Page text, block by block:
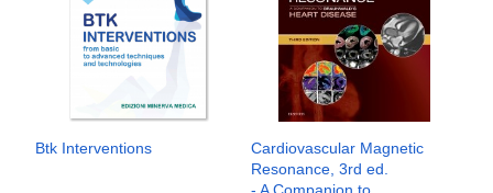
Btk Interventions
Cardiovascular Magnetic
Resonance, 3rd ed.